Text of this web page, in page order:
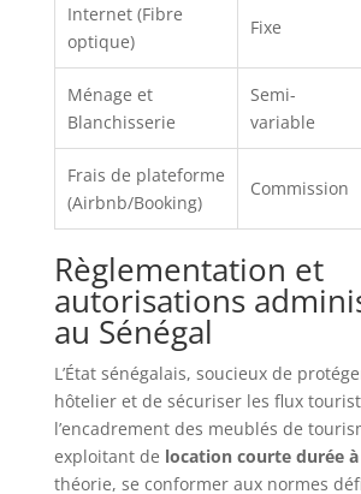
Internet (Fibre
optique)
Fixe
Ménage et
Blanchisserie
Semi-
variable
Frais de plateforme
(Airbnb/Booking)
Commission
Règlementation et
autorisations
au Sénégal
L’État sénégalais, soucieux de
hôtelier et de sécuriser les flux
l’encadrement des meublés de
exploitant de location courte durée
théorie, se conformer aux normes